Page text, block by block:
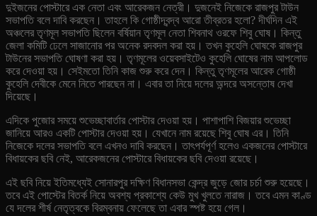
দুইজনের পোস্টারে এক নেতা এবং আরেকজন নেত্রী। দুজনেই নিজেকে রাজপুর টাউন
সভাপতি বলে দাবি করছেন। তাহলে কি গোষ্ঠীদ্বন্দ্ব আরো তীব্রতর হলো? দীর্ঘদিন এই
অঞ্চলের তৃণমূল সভাপতি ছিলেন বর্ষিয়ান তৃণমূল নেতা শিবনাথ ওরফে শিবু ঘোষ। কিন্তু
জেলা কমিটি ঢেলে সাজানোর পর অনেক রদবদল করা হয়। তখন কুহেলি ঘোষকে রাজপুর
টাউনের সভাপতি ঘোষণা করা হয়। তৃণমূলের ওয়েবসাইটেও কুহেলি ঘোষের নাম আপলোড
করে দেওয়া হয়। সেইমতো তিনি কাজ শুরু করে দেন। কিন্তু তৃণমূলের আরেক গোষ্ঠী
কুহেলি দেবীকে মেনে নিতে পারছেন না। এবার তা নিয়ে দলের অন্দরে অসন্তোষ দেখা
দিয়েছে।
এদিকে পুজোর সময়ে শুভেচ্ছাবার্তার পোস্টার দেওয়া হয়। পাশাপাশি বিজয়ার শুভেচ্ছা
জানিয়ে আরও একটি পোস্টার দেওয়া হয়। যেখানে নাম রয়েছে শিবু ঘোষ এর। তিনি
নিজেকে দলের সভাপতি বলে এখনও দাবি করছেন। তাৎপর্যপূর্ণ হলেও একজনের পোস্টারে
বিধায়কের ছবি নেই, আরেকজনের পোস্টারে বিধায়কের ছবি দেওয়া রয়েছে।
এই ছবি নিয়ে ইতিমধ্যেই সোনারপুর দক্ষিণ বিধানসভা কেন্দ্র জুড়ে জোর চর্চা শুরু হয়েছে।
তবে এই পোস্টের বিতর্ক নিয়ে অবশ্য প্রকাশ্যে কেউ মুখ খুলতে নারাজ। তবে এমন কাণ্ড
যে দলের শীর্ষ নেতৃত্বকে বিরম্বনায় ফেলেছে তা এবার স্পষ্ট হয়ে গেল।